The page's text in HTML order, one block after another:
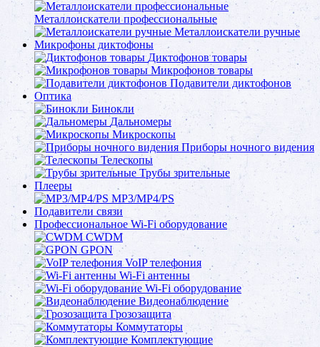
Металлоискатели профессиональные
Металлоискатели ручные
Микрофоны диктофоны
Диктофонов товары
Микрофонов товары
Подавители диктофонов
Оптика
Бинокли
Дальномеры
Микроскопы
Приборы ночного видения
Телескопы
Трубы зрительные
Плееры
MP3/MP4/PS
Подавители связи
Профессиональное Wi-Fi оборудование
CWDM
GPON
VoIP телефония
Wi-Fi антенны
Wi-Fi оборудование
Видеонаблюдение
Грозозащита
Коммутаторы
Комплектующие